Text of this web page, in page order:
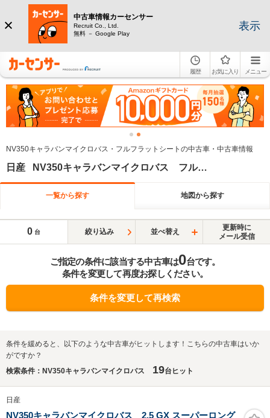
中古車情報カーセンサー
Recruit Co., Ltd.
無料 － Google Play
表示
履歴 お気に入り メニュー
NV350キャラバンマイクロバス・フルフラットシートの中古車・中古車情報
日産 NV350キャラバンマイクロバス フルフラットシート
一覧から探す 地図から探す
0 台 絞り込み 並べ替え
更新時に
メール受信
ご指定の条件に該当する中古車は0台です。
条件を変更して再度お探しください。
条件を変更して再検索
条件を緩めると、以下のような中古車がヒットします！こちらの中古車はいか
がですか？
検索条件：NV350キャラバンマイクロバス
19台ヒット
日産
NV350キャラバンマイクロバス 2.5 GX スーパーロング